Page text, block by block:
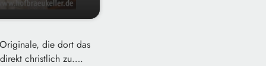
die dort das
christlich zu….